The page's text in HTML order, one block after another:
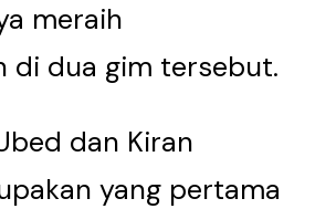
meraih
di dua gim tersebut.
dan Kiran
yang pertama